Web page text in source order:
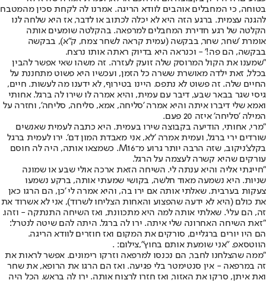
בטוחה, כי המחבלים אוהבים לוודא הריגה. אמרנו לה לקחת סכין מהמטבח
להגנה עצמית. ברגע הזה היא לא יכלה לכתוב או לדבר, אז היא שלחה לנו
הקלטה של רגע חדירת המחבלים למרפאה. בהקלטה שומעים אותה
אומרת 'שחר, שחר, בבקשה (עמית קראה לשחר צמח, ק"א), בבקשה
בבקשה, הם פה!' - וכנראה היא בדיוק ראתה אותו נרצח.
"שמענו את הקול המרוסק שלה זועק לעזרה. זה משהו שאי אפשר להבין
בכלל, זאת ילדה מאושרת ששרה כל הזמן, ועכשיו היא פשוט מתחננת על
החיים שלה. זה פשוט לא נתפס. היינו בטירוף, לא ידענו מה לעשות. חיים,
גיסי שגר בבאר שבע, דיבר עם עמית, והיא אמרה לו שירו לה ברגל. אחותי
ואמא שלי דיברו איתה והיא אמרה 'סליחה, אמא, סליחה, סליחה', וחזרה על
המילה 'סליחה' איזה 20 פעם.
"מרי, אחותי, הודיעה בקבוצה שירו בעמית. היא כתבה לעמית שאנשים
שורדים ירי ברגל, ועמית אמרה 'לא, אני מאבדת המון דם'. ירו לעמית ברגל
בקלצ'ניקוב, שזה הרבה יותר גרוע מ־M16. כשמצאו אותה, היה לה חוסם
עורקים שהיא קשרה לעצמה על הרגל.
"חייגתי אליה והיא ענתה לי. השיחה הזאת ארכה אולי שבע או שמונה
שניות. היא נשמעה מאוד חלשה, בקושי שמעתי אותה, ברקע נשמעו
צעקות בערבית. שאלתי אותה אם ירו בה, והיא אמרה לי 'כן, הם הרגו כאן
את כולם (היא לא ידעה שהפצוע והאחות הצליחו לשרוד), אני לא אשרוד את
זה, הם עלי'. שאלתי אותה למה היא מתכוונת, ואז השיחה התנתקה - וזהו.
"זאת השיחה האחרונה שלי איתה. ירו לה ברגל. היתה להם שיטה לנטרל:
הם היו יורים ברגליים, סורקים את המקום ואז חוזרים לוודא הריגה.
הווטסאפ. "אני שומעת אותם בחוץ",צילום: .
"ממה שהצלחנו לחבר, הם נכנסו למרפאה וזרקו רימונים. אפשר לראות את
זה במרפאה - אין סנטימטר בלי פגיעה. ואז הם הרגו את הרופא, את שחר
ואת איתן, סרקו את האזור, ואז חזרו לרצוח אותה. ירו לה בראש. הכל היה